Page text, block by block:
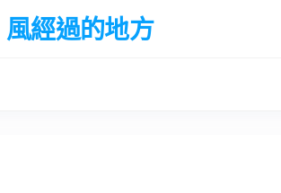
風經過的地方